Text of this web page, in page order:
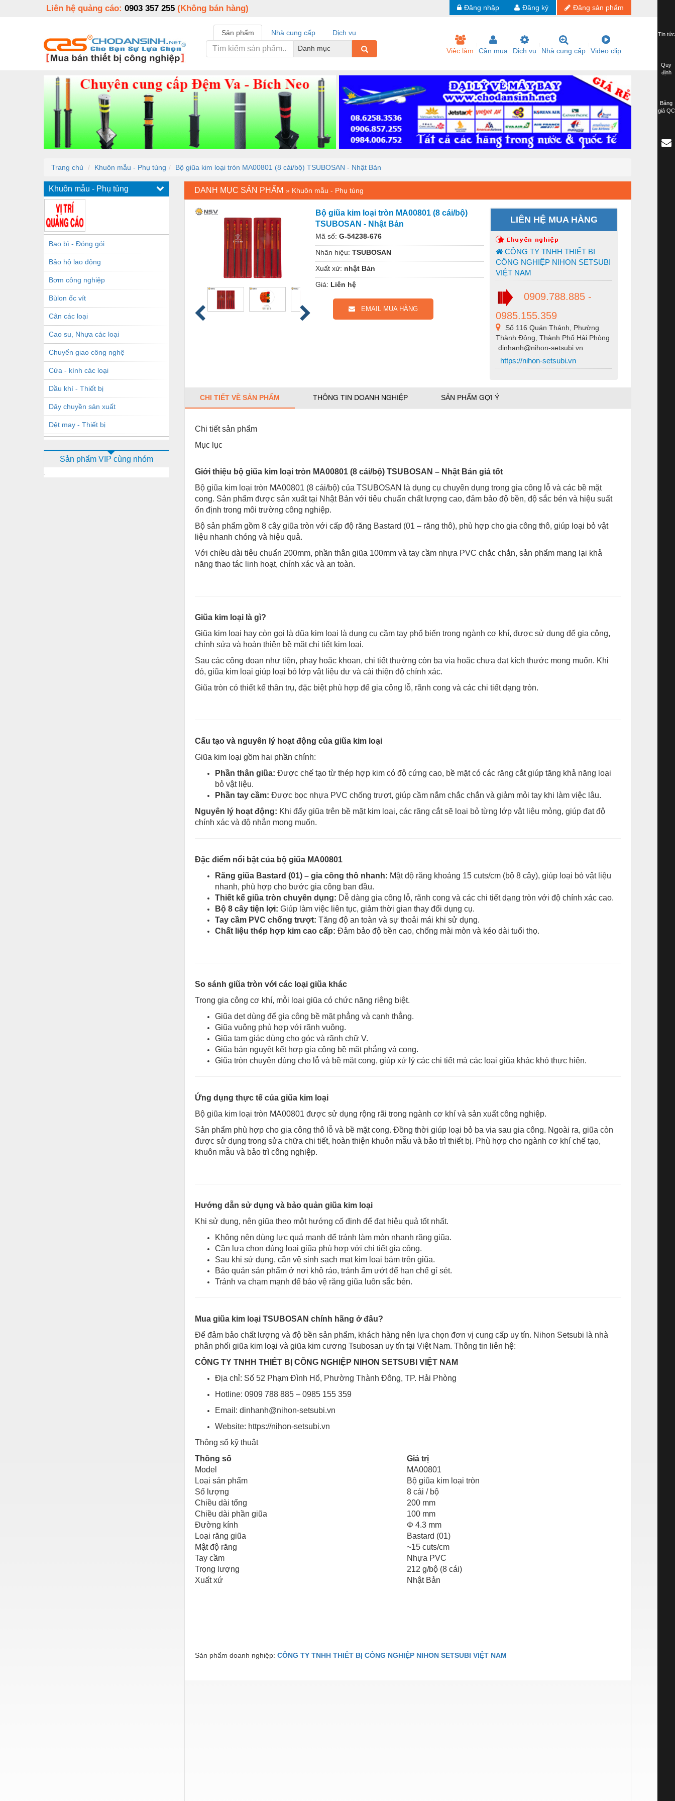
Liên hệ quảng cáo: 0903 357 255 (Không bán hàng) Đăng sản phẩm
Đăng ký
Đăng nhập
Sản phẩm Nhà cung cấp
Dịch vụ
Danh mục
Việc làm Cần mua Dịch vụ Nhà cung cấp Video clip
Trang chủ Khuôn mẫu - Phụ tùng Bộ giũa kim loại tròn MA00801 (8 cái/bộ) TSUBOSAN - Nhật Bản
Khuôn mẫu - Phụ tùng
Bao bì - Đóng gói
Bảo hộ lao động
Bơm công nghiệp
Bùlon ốc vít
Cân các loại
Cao su, Nhựa các loại
Chuyển giao công nghệ
Cửa - kính các loại
Dầu khí - Thiết bị
Dây chuyền sản xuất
Dệt may - Thiết bị
Dịch vụ - Thi công
Sản phẩm VIP cùng nhóm
DANH MỤC SẢN PHẨM » Khuôn mẫu - Phụ tùng
Bộ giũa kim loại tròn MA00801 (8 cái/bộ)
TSUBOSAN - Nhật Bản
Mã số: G-54238-676
Nhãn hiệu: TSUBOSAN
Xuất xứ: nhật Bản
Giá: Liên hệ
EMAIL MUA HÀNG
LIÊN HỆ MUA HÀNG
CÔNG TY TNHH THIẾT BỊ
CÔNG NGHIỆP NIHON SETSUBI
VIỆT NAM
0909.788.885 -
0985.155.359
Số 116 Quán Thánh, Phường
Thành Đông, Thành Phố Hải Phòng
dinhanh@nihon-setsubi.vn
https://nihon-setsubi.vn
CHI TIẾT VỀ SẢN PHẨM THÔNG TIN DOANH NGHIỆP SẢN PHẨM GỢI Ý
Chi tiết sản phẩm
Mục lục
Giới thiệu bộ giũa kim loại tròn MA00801 (8 cái/bộ) TSUBOSAN – Nhật Bản giá tốt
Bộ giũa kim loại tròn MA00801 (8 cái/bộ) của TSUBOSAN là dụng cụ chuyên dụng trong gia công lỗ và các bề mặt
cong. Sản phẩm được sản xuất tại Nhật Bản với tiêu chuẩn chất lượng cao, đảm bảo độ bền, độ sắc bén và hiệu suất
ổn định trong môi trường công nghiệp.
Bộ sản phẩm gồm 8 cây giũa tròn với cấp độ răng Bastard (01 – răng thô), phù hợp cho gia công thô, giúp loại bỏ vật
liệu nhanh chóng và hiệu quả.
Với chiều dài tiêu chuẩn 200mm, phần thân giũa 100mm và tay cầm nhựa PVC chắc chắn, sản phẩm mang lại khả
năng thao tác linh hoạt, chính xác và an toàn.
Giũa kim loại là gì?
Giũa kim loại hay còn gọi là dũa kim loại là dụng cụ cầm tay phổ biến trong ngành cơ khí, được sử dụng để gia công,
chỉnh sửa và hoàn thiện bề mặt chi tiết kim loại.
Sau các công đoạn như tiện, phay hoặc khoan, chi tiết thường còn ba via hoặc chưa đạt kích thước mong muốn. Khi
đó, giũa kim loại giúp loại bỏ lớp vật liệu dư và cải thiện độ chính xác.
Giũa tròn có thiết kế thân trụ, đặc biệt phù hợp để gia công lỗ, rãnh cong và các chi tiết dạng tròn.
Cấu tạo và nguyên lý hoạt động của giũa kim loại
Giũa kim loại gồm hai phần chính:
Phần thân giũa: Được chế tạo từ thép hợp kim có độ cứng cao, bề mặt có các răng cắt giúp tăng khả năng loại
bỏ vật liệu.
Phần tay cầm: Được bọc nhựa PVC chống trượt, giúp cầm nắm chắc chắn và giảm mỏi tay khi làm việc lâu.
Nguyên lý hoạt động: Khi đẩy giũa trên bề mặt kim loại, các răng cắt sẽ loại bỏ từng lớp vật liệu mỏng, giúp đạt độ
chính xác và độ nhẵn mong muốn.
Đặc điểm nổi bật của bộ giũa MA00801
Răng giũa Bastard (01) – gia công thô nhanh: Mật độ răng khoảng 15 cuts/cm (bộ 8 cây), giúp loại bỏ vật liệu
nhanh, phù hợp cho bước gia công ban đầu.
Thiết kế giũa tròn chuyên dụng: Dễ dàng gia công lỗ, rãnh cong và các chi tiết dạng tròn với độ chính xác cao.
Bộ 8 cây tiện lợi: Giúp làm việc liên tục, giảm thời gian thay đổi dụng cụ.
Tay cầm PVC chống trượt: Tăng độ an toàn và sự thoải mái khi sử dụng.
Chất liệu thép hợp kim cao cấp: Đảm bảo độ bền cao, chống mài mòn và kéo dài tuổi thọ.
So sánh giũa tròn với các loại giũa khác
Trong gia công cơ khí, mỗi loại giũa có chức năng riêng biệt.
Giũa dẹt dùng để gia công bề mặt phẳng và cạnh thẳng.
Giũa vuông phù hợp với rãnh vuông.
Giũa tam giác dùng cho góc và rãnh chữ V.
Giũa bán nguyệt kết hợp gia công bề mặt phẳng và cong.
Giũa tròn chuyên dùng cho lỗ và bề mặt cong, giúp xử lý các chi tiết mà các loại giũa khác khó thực hiện.
Ứng dụng thực tế của giũa kim loại
Bộ giũa kim loại tròn MA00801 được sử dụng rộng rãi trong ngành cơ khí và sản xuất công nghiệp.
Sản phẩm phù hợp cho gia công thô lỗ và bề mặt cong. Đồng thời giúp loại bỏ ba via sau gia công. Ngoài ra, giũa còn
được sử dụng trong sửa chữa chi tiết, hoàn thiện khuôn mẫu và bảo trì thiết bị. Phù hợp cho ngành cơ khí chế tạo,
khuôn mẫu và bảo trì công nghiệp.
Hướng dẫn sử dụng và bảo quản giũa kim loại
Khi sử dụng, nên giũa theo một hướng cố định để đạt hiệu quả tốt nhất.
Không nên dùng lực quá mạnh để tránh làm mòn nhanh răng giũa.
Cần lựa chọn đúng loại giũa phù hợp với chi tiết gia công.
Sau khi sử dụng, cần vệ sinh sạch mạt kim loại bám trên giũa.
Bảo quản sản phẩm ở nơi khô ráo, tránh ẩm ướt để hạn chế gỉ sét.
Tránh va chạm mạnh để bảo vệ răng giũa luôn sắc bén.
Mua giũa kim loại TSUBOSAN chính hãng ở đâu?
Để đảm bảo chất lượng và độ bền sản phẩm, khách hàng nên lựa chọn đơn vị cung cấp uy tín. Nihon Setsubi là nhà
phân phối giũa kim loại và giũa kim cương Tsubosan uy tín tại Việt Nam. Thông tin liên hệ:
CÔNG TY TNHH THIẾT BỊ CÔNG NGHIỆP NIHON SETSUBI VIỆT NAM
Địa chỉ: Số 52 Phạm Đình Hổ, Phường Thành Đông, TP. Hải Phòng
Hotline: 0909 788 885 – 0985 155 359
Email: dinhanh@nihon-setsubi.vn
Website: https://nihon-setsubi.vn
Thông số kỹ thuật
Thông số
Giá trị
Model
MA00801
Loại sản phẩm
Bộ giũa kim loại tròn
Số lượng
8 cái / bộ
Chiều dài tổng
200 mm
Chiều dài phần giũa
100 mm
Đường kính
Φ 4.3 mm
Loại răng giũa
Bastard (01)
Mật độ răng
~15 cuts/cm
Tay cầm
Nhựa PVC
Trọng lượng
212 g/bộ (8 cái)
Xuất xứ
Nhật Bản
Sản phẩm doanh nghiệp: CÔNG TY TNHH THIẾT BỊ CÔNG NGHIỆP NIHON SETSUBI VIỆT NAM
Tin tức
Quy
định
Bảng
giá QC